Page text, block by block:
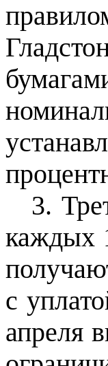
3.
каждых
с
апреля